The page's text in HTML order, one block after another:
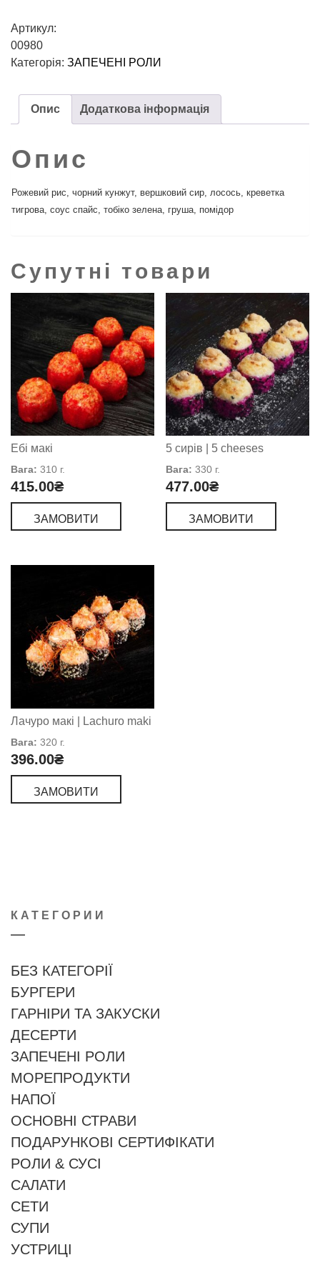
Артикул:
00980
Категорія: ЗАПЕЧЕНІ РОЛИ
Опис Додаткова інформація
Опис
Рожевий рис, чорний кунжут, вершковий сир, лосось, креветка
тигрова, соус спайс, тобіко зелена, груша, помідор
Супутні товари
Ебі макі
Вага: 310 г.
415.00₴
ЗАМОВИТИ
5 сирів | 5 cheeses
Вага: 330 г.
477.00₴
ЗАМОВИТИ
Лачуро макі | Lachuro maki
Вага: 320 г.
396.00₴
ЗАМОВИТИ
КАТЕГОРИИ
БЕЗ КАТЕГОРІЇ
БУРГЕРИ
ГАРНІРИ ТА ЗАКУСКИ
ДЕСЕРТИ
ЗАПЕЧЕНІ РОЛИ
МОРЕПРОДУКТИ
НАПОЇ
ОСНОВНІ СТРАВИ
ПОДАРУНКОВІ СЕРТИФІКАТИ
РОЛИ & СУСІ
САЛАТИ
СЕТИ
СУПИ
УСТРИЦІ